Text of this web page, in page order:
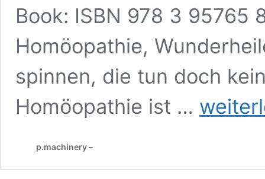
Book: ISBN 978 3 95765
Homöopathie,
spinnen, die tun doch
Homöopathie ist …
Kristjan,
p.machinery –